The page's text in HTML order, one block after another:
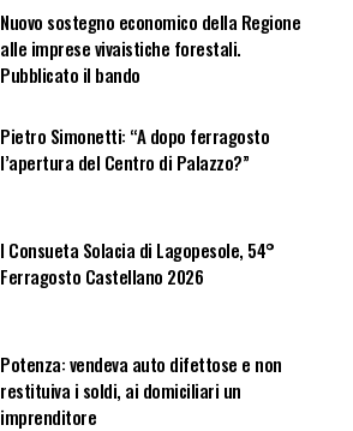
Nuovo sostegno economico della Regione
alle imprese vivaistiche forestali.
Pubblicato il bando
Pietro Simonetti: “A dopo ferragosto
l’apertura del Centro di Palazzo?”
I Consueta Solacia di Lagopesole, 54°
Ferragosto Castellano 2026
Potenza: vendeva auto difettose e non
restituiva i soldi, ai domiciliari un
imprenditore